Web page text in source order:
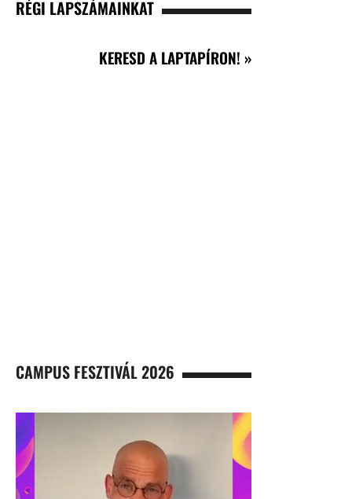
RÉGI LAPSZÁMAINKAT
KERESD A LAPTAPÍRON! »
CAMPUS FESZTIVÁL 2026